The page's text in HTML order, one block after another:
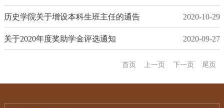
历史学院关于增设本科生班主任的通告 2020-10-29
关于2020年度奖助学金评选通知 2020-09-27
首页 上一页 下一页 尾页